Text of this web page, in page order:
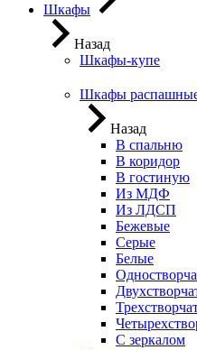
Шкафы
Назад
Шкафы-купе
Шкафы
Назад
В спальню
В коридор
В гостиную
Из МДФ
Из ЛДСП
Бежевые
Серые
Белые
С зеркалом